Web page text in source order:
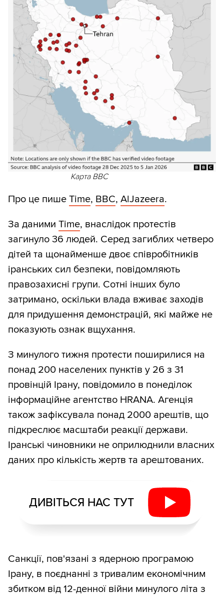
Карта BBC
Про це пише Time, BBC, AlJazeera.
За даними Time, внаслідок протестів
загинуло 36 людей. Серед загиблих четверо
дітей та щонайменше двоє співробітників
іранських сил безпеки, повідомляють
правозахисні групи. Сотні інших було
затримано, оскільки влада вживає заходів
для придушення демонстрацій, які майже не
показують ознак вщухання.
З минулого тижня протести поширилися на
понад 200 населених пунктів у 26 з 31
провінцій Ірану, повідомило в понеділок
інформаційне агентство HRANA. Агенція
також зафіксувала понад 2000 арештів, що
підкреслює масштаби реакції держави.
Іранські чиновники не оприлюднили власних
даних про кількість жертв та арештованих.
ДИВІТЬСЯ НАС ТУТ
Санкції, пов'язані з ядерною програмою
Ірану, в поєднанні з тривалим економічним
збитком від 12-денної війни минулого літа з